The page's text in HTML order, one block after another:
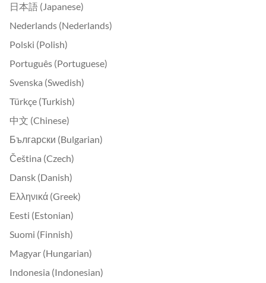
日本語 (Japanese)
Nederlands (Nederlands)
Polski (Polish)
Português (Portuguese)
Svenska (Swedish)
Türkçe (Turkish)
中文 (Chinese)
Български (Bulgarian)
Čeština (Czech)
Dansk (Danish)
Ελληνικά (Greek)
Eesti (Estonian)
Suomi (Finnish)
Magyar (Hungarian)
Indonesia (Indonesian)